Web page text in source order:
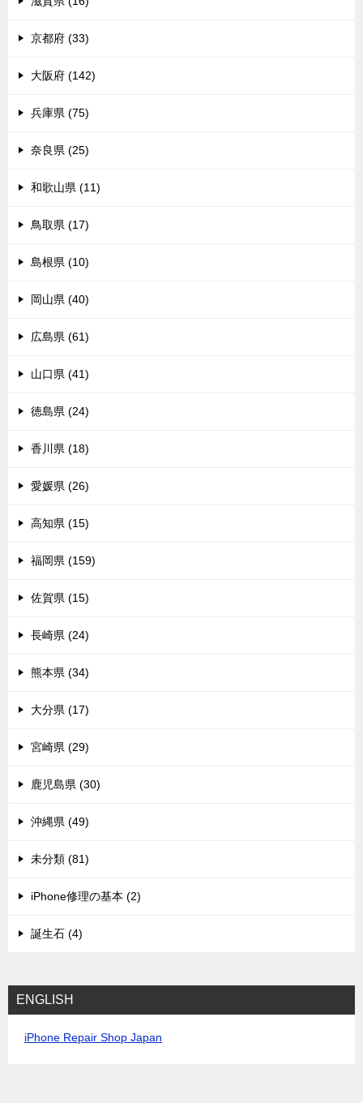
京都府 (33)
大阪府 (142)
兵庫県 (75)
奈良県 (25)
和歌山県 (11)
鳥取県 (17)
島根県 (10)
岡山県 (40)
広島県 (61)
山口県 (41)
徳島県 (24)
香川県 (18)
愛媛県 (26)
高知県 (15)
福岡県 (159)
佐賀県 (15)
長崎県 (24)
熊本県 (34)
大分県 (17)
宮崎県 (29)
鹿児島県 (30)
沖縄県 (49)
未分類 (81)
iPhone修理の基本 (2)
誕生石 (4)
ENGLISH
iPhone Repair Shop Japan